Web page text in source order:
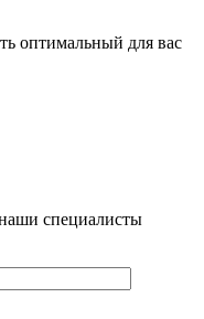
оптимальный для вас
специалисты